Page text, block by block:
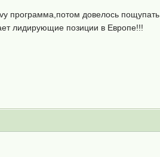
программа,потом довелось пощупать
лидирующие позиции в Европе!!!